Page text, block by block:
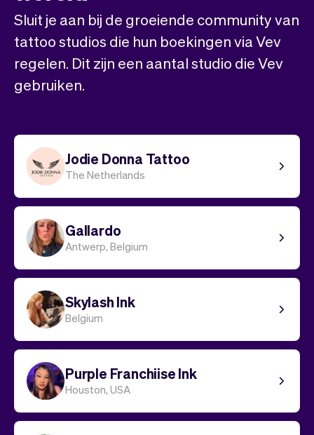
Sluit je aan bij de groeiende community van
tattoo studios die hun boekingen via Vev
regelen. Dit zijn een aantal studio die Vev
gebruiken.
Jodie Donna Tattoo
The Netherlands
Gallardo
Antwerp, Belgium
Skylash Ink
Belgium
Purple Franchiise Ink
Houston, USA